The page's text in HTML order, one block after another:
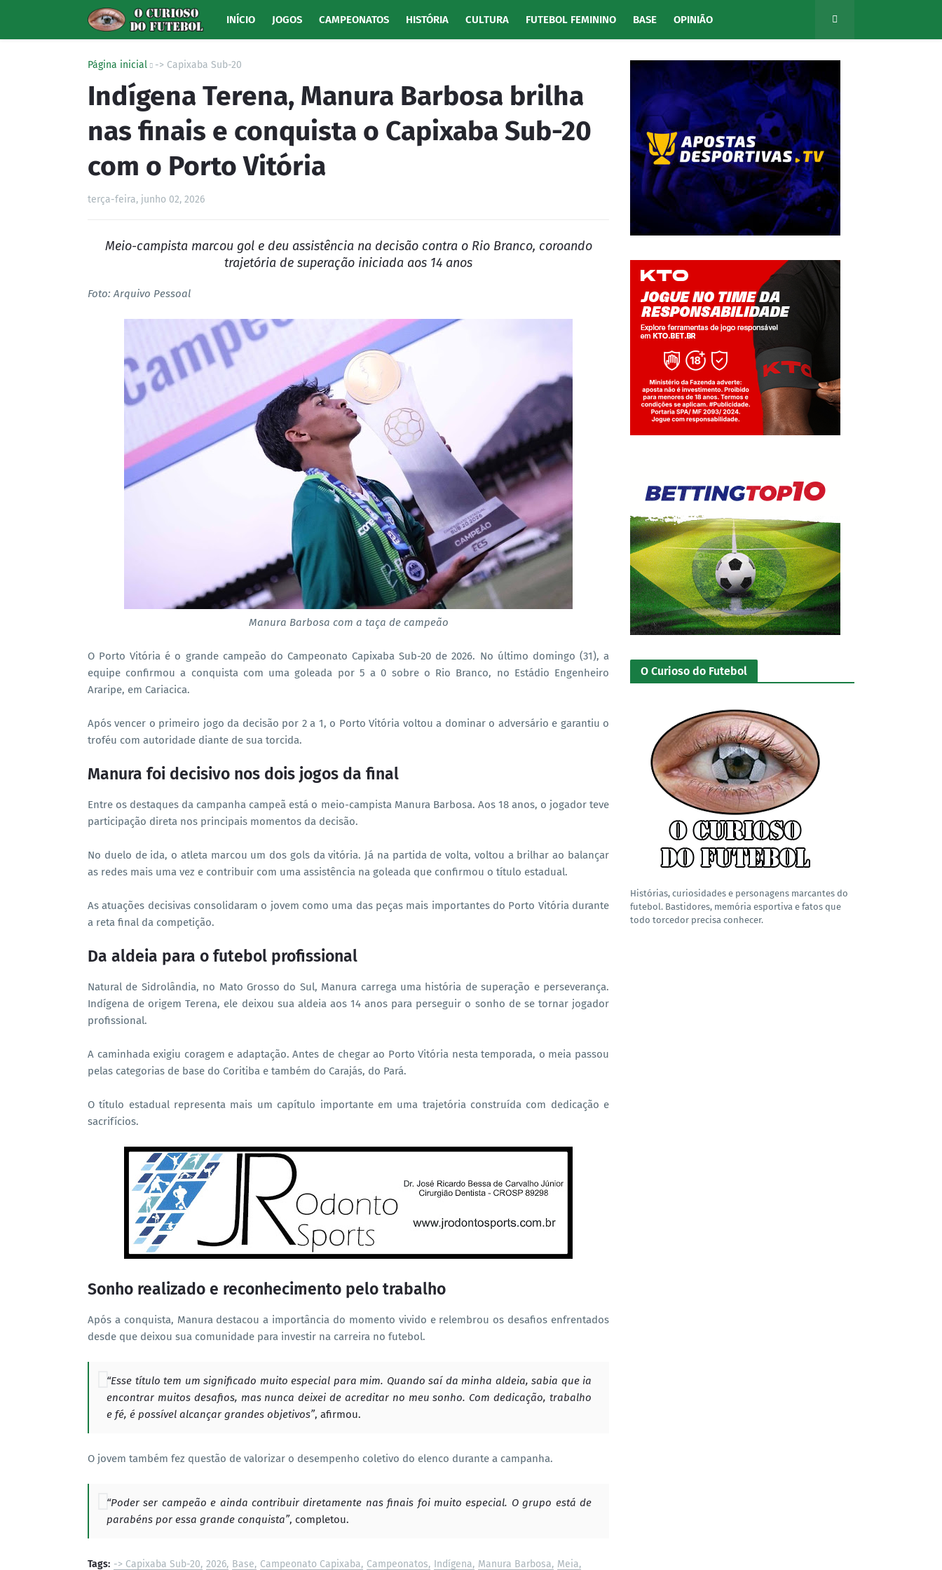
INÍCIO JOGOS CAMPEONATOS HISTÓRIA CULTURA FUTEBOL FEMININO BASE OPINIÃO
Página inicial -> Capixaba Sub-20
Indígena Terena, Manura Barbosa brilha
nas finais e conquista o Capixaba Sub-20
com o Porto Vitória
terça-feira, junho 02, 2026
Meio-campista marcou gol e deu assistência na decisão contra o Rio Branco, coroando
trajetória de superação iniciada aos 14 anos
Foto: Arquivo Pessoal
Manura Barbosa com a taça de campeão
O Porto Vitória é o grande campeão do Campeonato Capixaba Sub-20 de 2026. No último domingo (31), a
equipe confirmou a conquista com uma goleada por 5 a 0 sobre o Rio Branco, no Estádio Engenheiro
Araripe, em Cariacica.
Após vencer o primeiro jogo da decisão por 2 a 1, o Porto Vitória voltou a dominar o adversário e garantiu o
troféu com autoridade diante de sua torcida.
Manura foi decisivo nos dois jogos da final
Entre os destaques da campanha campeã está o meio-campista Manura Barbosa. Aos 18 anos, o jogador teve
participação direta nos principais momentos da decisão.
No duelo de ida, o atleta marcou um dos gols da vitória. Já na partida de volta, voltou a brilhar ao balançar
as redes mais uma vez e contribuir com uma assistência na goleada que confirmou o título estadual.
As atuações decisivas consolidaram o jovem como uma das peças mais importantes do Porto Vitória durante
a reta final da competição.
Da aldeia para o futebol profissional
Natural de Sidrolândia, no Mato Grosso do Sul, Manura carrega uma história de superação e perseverança.
Indígena de origem Terena, ele deixou sua aldeia aos 14 anos para perseguir o sonho de se tornar jogador
profissional.
A caminhada exigiu coragem e adaptação. Antes de chegar ao Porto Vitória nesta temporada, o meia passou
pelas categorias de base do Coritiba e também do Carajás, do Pará.
O título estadual representa mais um capítulo importante em uma trajetória construída com dedicação e
sacrifícios.
Sonho realizado e reconhecimento pelo trabalho
Após a conquista, Manura destacou a importância do momento vivido e relembrou os desafios enfrentados
desde que deixou sua comunidade para investir na carreira no futebol.
“Esse título tem um significado muito especial para mim. Quando saí da minha aldeia, sabia que ia
encontrar muitos desafios, mas nunca deixei de acreditar no meu sonho. Com dedicação, trabalho
e fé, é possível alcançar grandes objetivos”, afirmou.
O jovem também fez questão de valorizar o desempenho coletivo do elenco durante a campanha.
“Poder ser campeão e ainda contribuir diretamente nas finais foi muito especial. O grupo está de
parabéns por essa grande conquista”, completou.
Tags: -> Capixaba Sub-20 2026 Base Campeonato Capixaba Campeonatos Indígena Manura Barbosa Meia
Jogue com responsabilidade. 18+
O Curioso do Futebol
Histórias, curiosidades e personagens marcantes do
futebol. Bastidores, memória esportiva e fatos que
todo torcedor precisa conhecer.